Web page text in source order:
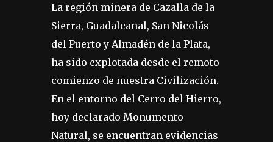
La región minera de Cazalla de la
Sierra, Guadalcanal, San Nicolás
del Puerto y Almadén de la Plata,
ha sido explotada desde el remoto
comienzo de nuestra Civilización.
En el entorno del Cerro del Hierro,
hoy declarado Monumento
Natural, se encuentran evidencias